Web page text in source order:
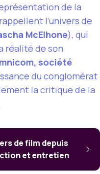
de la
l’univers de
McElhone), qui
réalité de son
société
du conglomérat
la critique de la
de film depuis
et entretien